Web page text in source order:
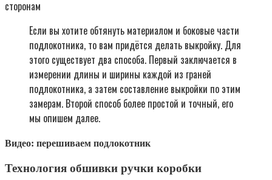
сторонам
Если вы хотите обтянуть материалом и боковые части
подлокотника, то вам придётся делать выкройку. Для
этого существует два способа. Первый заключается в
измерении длины и ширины каждой из граней
подлокотника, а затем составление выкройки по этим
замерам. Второй способ более простой и точный, его
мы опишем далее.
Видео: перешиваем подлокотник
Технология обшивки ручки коробки